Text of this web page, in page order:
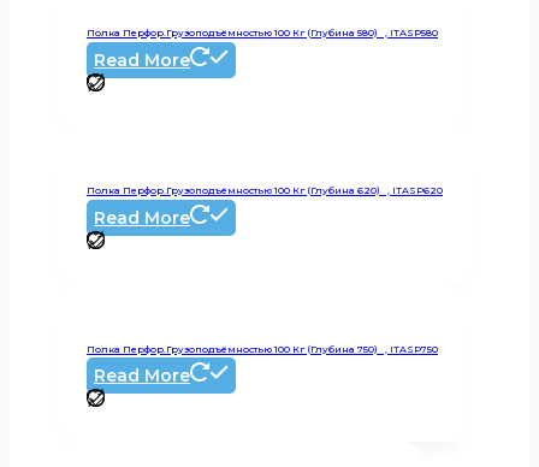
Полка Перфор.грузоподъёмностью 100 Кг (глубина 580) , ITASP580
Read More
Полка Перфор.грузоподъёмностью 100 Кг (глубина 620) , ITASP620
Read More
Полка Перфор.грузоподъёмностью 100 Кг (глубина 750) , ITASP750
Read More